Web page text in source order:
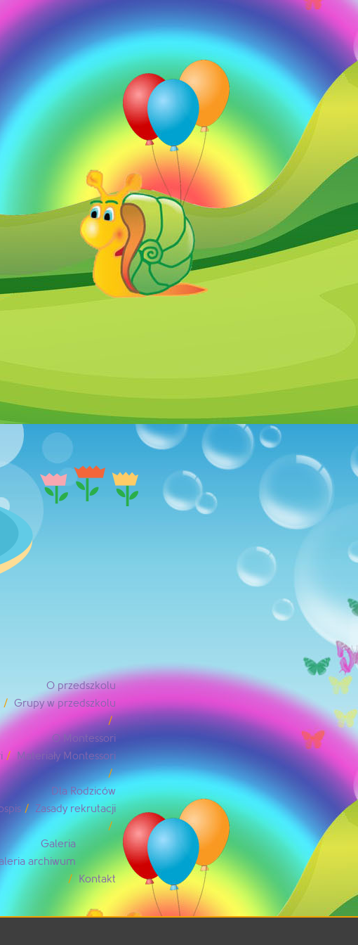
O przedszkolu
Grupy w przedszkolu
O Montessori
Materiały Montessori
Dla Rodziców
Zasady rekrutacji
Galeria
archiwum
Kontakt